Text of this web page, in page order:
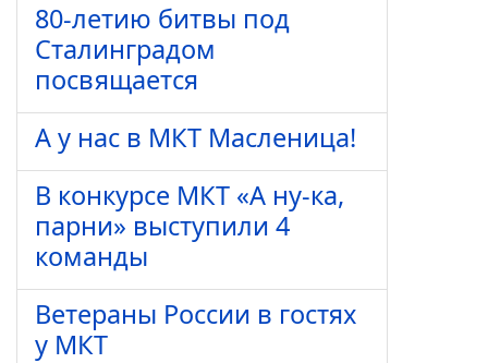
80-летию битвы под
Сталинградом
посвящается
А у нас в МКТ Масленица!
В конкурсе МКТ «А ну-ка,
парни» выступили 4
команды
Ветераны России в гостях
у МКТ